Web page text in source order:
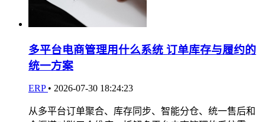
多平台电商管理用什么系统 订单库存与履约的
统一方案
ERP • 2026-07-30 18:24:23
从多平台订单聚合、库存同步、智能分仓、统一售后和